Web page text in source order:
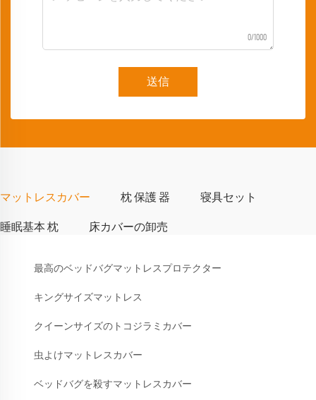
0/1000
送信
マットレスカバー 枕 保護 器 寝具セット
睡眠基本 枕 床カバーの卸売
最高のベッドバグマットレスプロテクター
キングサイズマットレス
クイーンサイズのトコジラミカバー
虫よけマットレスカバー
ベッドバグを殺すマットレスカバー